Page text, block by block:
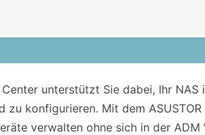
unterstützt Sie dabei, Ihr NAS
zu konfigurieren. Mit dem
verwalten ohne sich in der ADM